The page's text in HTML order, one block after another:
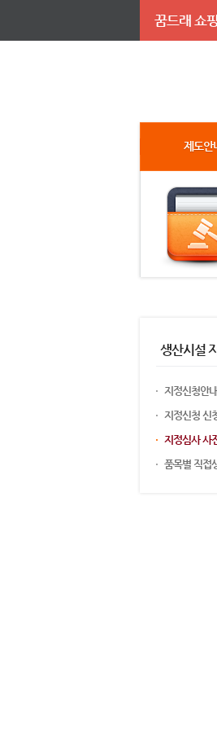
꿈드래 쇼
제도안
생산시설
지정신청안내
지정신청 신
지정심사 사
품목별 직접